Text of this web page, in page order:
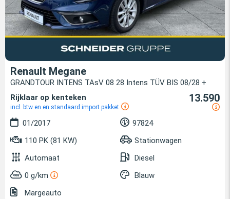
Renault Megane
GRANDTOUR INTENS TAsV 08 28 Intens TÜV BIS 08/28 +
Rijklaar op kenteken
incl. btw en en standaard import pakket
13.590
01/2017
97824
110 PK (81 KW)
Stationwagen
Automaat
Diesel
0 g/km
Blauw
Margeauto